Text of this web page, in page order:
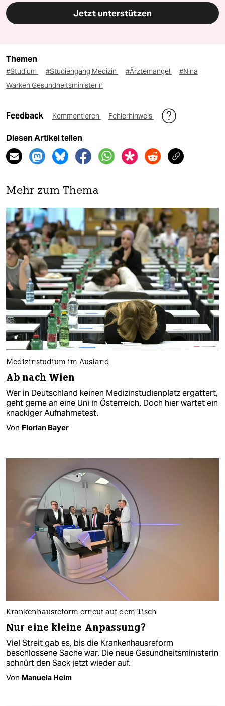
Jetzt unterstützen
Themen
#Studium #Studiengang Medizin #Ärztemangel
#Nina
Warken Gesundheitsministerin
Feedback Kommentieren Fehlerhinweis
Diesen Artikel teilen
Mehr zum Thema
Medizinstudium im Ausland
Ab nach Wien
Wer in Deutschland keinen Medizinstudienplatz ergattert,
geht gerne an eine Uni in Österreich. Doch hier wartet ein
knackiger Aufnahmetest.
Von Florian Bayer
Krankenhausreform erneut auf dem Tisch
Nur eine kleine Anpassung?
Viel Streit gab es, bis die Krankenhausreform
beschlossene Sache war. Die neue Gesundheitsministerin
schnürt den Sack jetzt wieder auf.
Von Manuela Heim